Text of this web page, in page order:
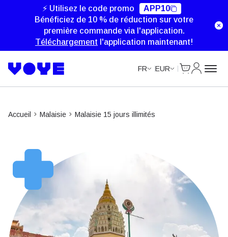
⚡ Utilisez le code promo
APP10
Bénéficiez de 10 % de réduction sur votre
première commande via l'application.
Téléchargement l'application maintenant!
FR EUR
Accueil Malaisie Malaisie 15 jours illimités
Unlimited Data
Unlimited Data
Unlimited Data
Unlimited Data